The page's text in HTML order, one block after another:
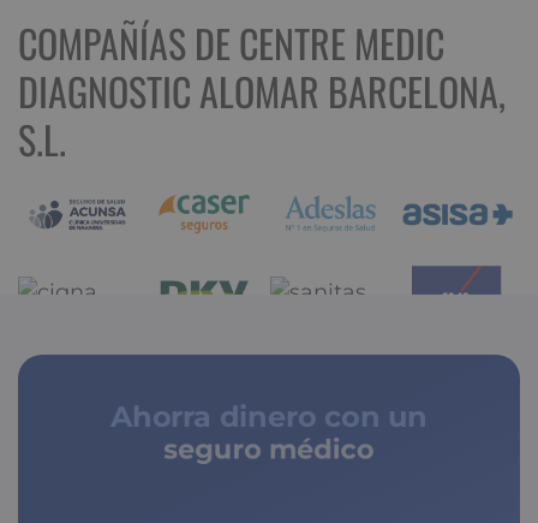
COMPAÑÍAS DE CENTRE MEDIC
DIAGNOSTIC ALOMAR BARCELONA,
S.L.
Ahorra dinero con un
seguro médico